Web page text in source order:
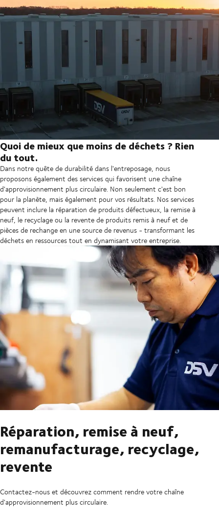
Quoi de mieux que moins de déchets ? Rien
du tout.
Dans notre quête de durabilité dans l'entreposage, nous
proposons également des services qui favorisent une chaîne
d'approvisionnement plus circulaire. Non seulement c'est bon
pour la planète, mais également pour vos résultats. Nos services
peuvent inclure la réparation de produits défectueux, la remise à
neuf, le recyclage ou la revente de produits remis à neuf et de
pièces de rechange en une source de revenus - transformant les
déchets en ressources tout en dynamisant votre entreprise.
Réparation, remise à neuf,
remanufacturage, recyclage,
revente
Contactez-nous et découvrez comment rendre votre chaîne
d'approvisionnement plus circulaire.